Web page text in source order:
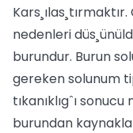
nedenleri
burundur. Burun
gereken solunum
tıkanıklıgˆı
burundan